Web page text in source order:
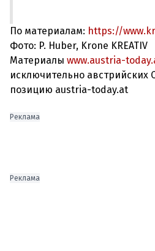
По материалам: https://
Фото: P. Huber, Krone KREATIV
Материалы www.austria-
исключительно
позицию austria-today.at
Реклама
Реклама